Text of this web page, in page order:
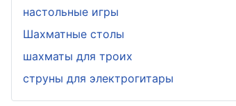
настольные игры
Шахматные столы
шахматы для троих
струны для электрогитары